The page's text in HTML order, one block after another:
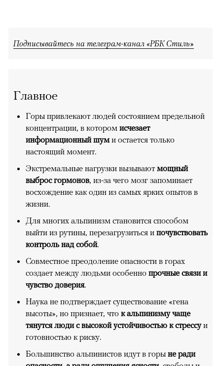
Подписывайтесь на телеграм-канал «РБК Стиль»
Главное
Горы привлекают людей состоянием предельной
концентрации, в котором исчезает
информационный шуми остается только
настоящий момент.
Экстремальные нагрузки вызывают мощный
выброс гормонов, из-за чего мозг запоминает
восхождение как один из самых ярких опытов в
жизни.
Для многих альпинизм становится способом
выйти из рутины, перезагрузиться и почувствовать
контроль над собой.
Совместное преодоление опасности в горах
создает между людьми особенно прочные связи и
чувство доверия.
Наука не подтверждает существование «гена
высоты», но признает, что к альпинизму чаще
тянутся люди с высокой устойчивостью к стрессуи
готовностью к риску.
Большинство альпинистов идут в горы не ради